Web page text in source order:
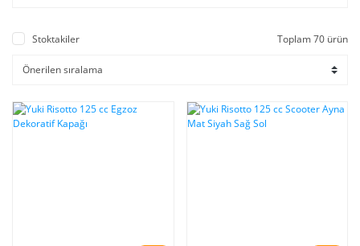
Stoktakiler Toplam 70 ürün